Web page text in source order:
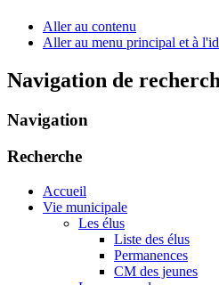
Aller au contenu
Aller au menu principal et à
Navigation de
Navigation
Recherche
Accueil
Vie municipale
Les élus
Liste des élus
Permanences
CM des jeunes